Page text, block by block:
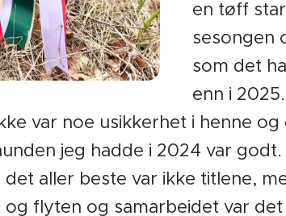
en tøff
sesongen
som det
enn i
var noe usikkerhet i henne og
jeg hadde i 2024 var
aller beste var ikke titlene,
flyten og samarbeidet var